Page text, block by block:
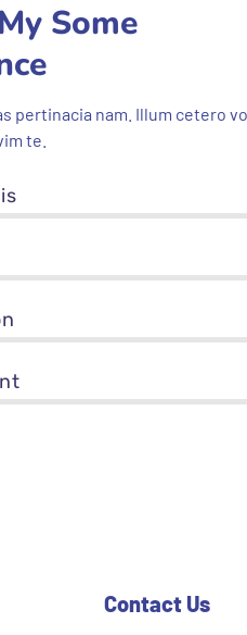
Some
pertinacia nam. Illum cetero
te.
Contact Us